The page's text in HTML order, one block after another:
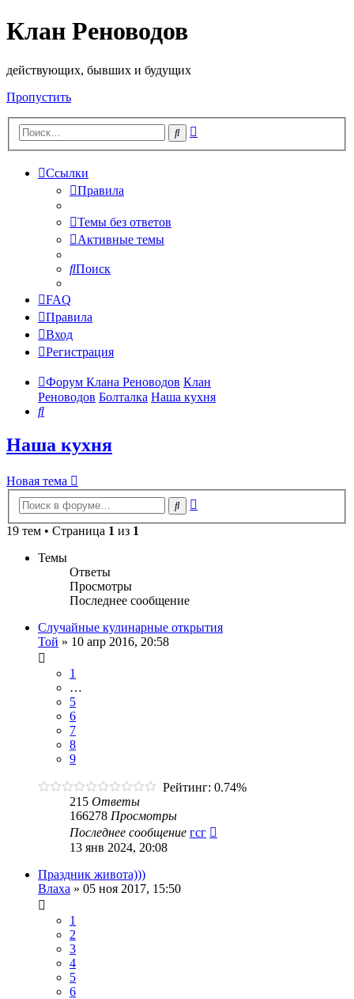
Клан Реноводов
действующих, бывших и будущих
Пропустить
Поиск
Ссылки
Правила
Темы без ответов
Активные темы
Поиск
FAQ
Правила
Вход
Регистрация
Форум Клана Реноводов Клан
Реноводов Болталка Наша кухня
Поиск
Наша кухня
Новая тема
Поиск
19 тем • Страница 1 из 1
Темы
Ответы
Просмотры
Последнее сообщение
Случайные кулинарные открытия
Той » 10 апр 2016, 20:58
1
…
5
6
7
8
9
Рейтинг: 0.74%
215 Ответы
166278 Просмотры
Последнее сообщение гсг
13 янв 2024, 20:08
Праздник живота)))
Влаха » 05 ноя 2017, 15:50
1
2
3
4
5
6